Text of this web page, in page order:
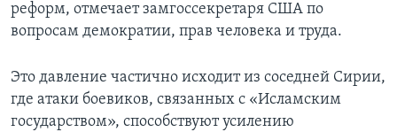
реформ, отмечает замгоссекретаря США по
вопросам демократии, прав человека и труда.
Это давление частично исходит из соседней Сирии,
где атаки боевиков, связанных с «Исламским
государством», способствуют усилению